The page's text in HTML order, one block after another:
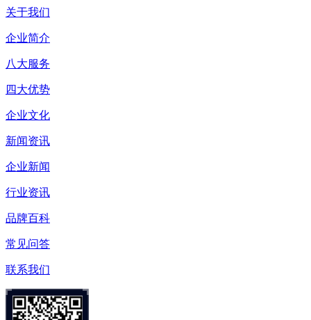
关于我们
企业简介
八大服务
四大优势
企业文化
新闻资讯
企业新闻
行业资讯
品牌百科
常见问答
联系我们